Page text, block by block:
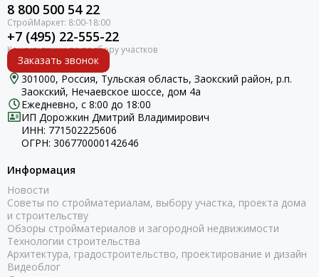
8 800 500 54 22
+7 (495) 22-555-22
Заказать звонок
301000, Россия, Тульская область, Заокский район, р.п.
Заокский, Нечаевское шоссе, дом 4а
Ежедневно, с 8:00 до 18:00
ИП Дорожкин Дмитрий Владимирович
ИНН: 771502225606
ОГРН: 306770000142646
Информация
Новости
Советы по стройматериалам, выбору участка, проекта дома
и строительству
Обзоры стройматериалов и загородной недвижимости
Технологии строительства
Архитектура, градостроительство, проектирование и дизайн
Видеоблог